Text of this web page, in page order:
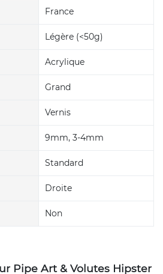
France
Légère (<50g)
Acrylique
Grand
Vernis
9mm, 3-4mm
Standard
Droite
Non
Pipe Art & Volutes Hipster